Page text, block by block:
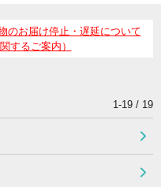
のお届け停止・遅延について
するご案内）
1-19 / 19